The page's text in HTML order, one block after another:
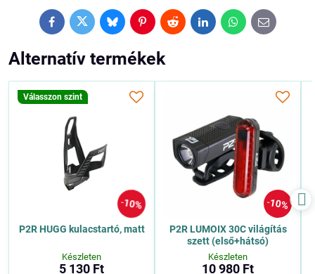
FacebookTwitterBlueskyPinterestRedditLinkedInWhatsApp
E-
mail
Alternatív termékek
10%
Válasszon szint
P2R HUGG kulacstartó, matt
Készleten
5 130 Ft
10%
P2R LUMOIX 30C világítás
szett (első+hátsó)
Készleten
10 980 Ft